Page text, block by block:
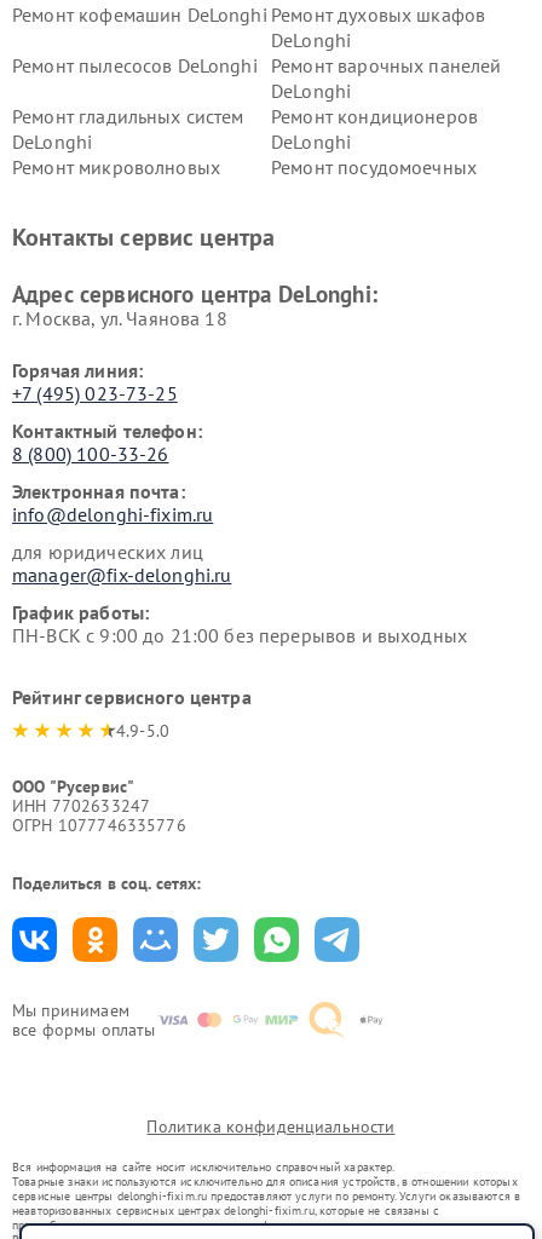
Мы принимаем
все формы оплаты
Ремонт кофемашин DeLonghi Ремонт духовых шкафов
DeLonghi
Ремонт пылесосов DeLonghi
Ремонт варочных панелей
DeLonghi
Ремонт гладильных систем
DeLonghi
Ремонт кондиционеров
DeLonghi
Ремонт микроволновых
Ремонт посудомоечных
DeLonghi
DeLonghi
Контакты сервис центра
Адрес сервисного центра DeLonghi:
г. Москва, ул. Чаянова 18
Горячая линия:
+7 (495) 023-73-25
Контактный телефон:
8 (800) 100-33-26
Электронная почта:
info@delonghi-fixim.ru
для юридических лиц
manager@fix-delonghi.ru
График работы:
ПН-ВСК с 9:00 до 21:00 без перерывов и выходных
Рейтинг сервисного центра
4.9-5.0
ООО "Русервис"
ИНН 7702633247
ОГРН 1077746335776
Поделиться в соц. сетях:
Политика конфиденциальности
Вся информация на сайте носит исключительно справочный характер.
Товарные знаки используются исключительно для описания устройств, в отношении которых
сервисные центры delonghi-fixim.ru предоставляют услуги по ремонту. Услуги оказываются в
неавторизованных сервисных центрах delonghi-fixim.ru, которые не связаны с
правообладателями товарных знаков или их официальными представителями.